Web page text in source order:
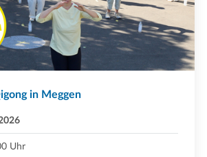
in Meggen
Uhr